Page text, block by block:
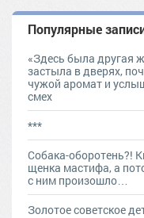
Популярные
«Здесь была другая
застыла в дверях,
чужой аромат и
смех
***
Собака-оборотень?!
щенка мастифа, а
с ним произошло…
Золотое советское